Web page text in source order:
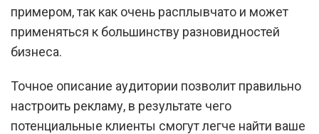
примером, так как очень расплывчато и может
применяться к большинству разновидностей
бизнеса.
Точное описание аудитории позволит правильно
настроить рекламу, в результате чего
потенциальные клиенты смогут легче найти ваше